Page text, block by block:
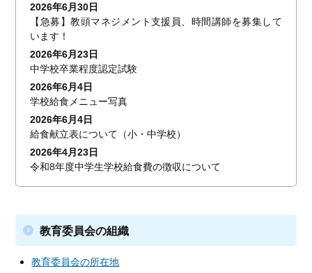
2026年6月30日
【急募】教頭マネジメント支援員、時間講師を募集して
います！
2026年6月23日
中学校卒業程度認定試験
2026年6月4日
学校給食メニュー写真
2026年6月4日
給食献立表について（小・中学校）
2026年4月23日
令和8年度中学生学校給食費の徴収について
教育委員会の組織
教育委員会の所在地